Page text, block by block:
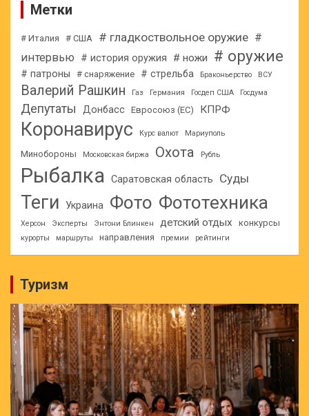
Метки
# Италия # США # гладкоствольное оружие #
интервью
# история оружия # ножи # оружие
# патроны # снаряжение # стрельба Браконьерство ВСУ
Валерий Рашкин Газ Германия Госдеп США Госдума
Депутаты Донбасс Евросоюз (ЕС) КПРФ
Коронавирус Курс валют Мариуполь
Минобороны Московская биржа Охота Рубль
Рыбалка Саратовская область Суды
Теги Украина Фото Фототехника
Херсон Эксперты Энтони Блинкен детский отдых конкурсы
курорты маршруты направления премии рейтинги
Туризм